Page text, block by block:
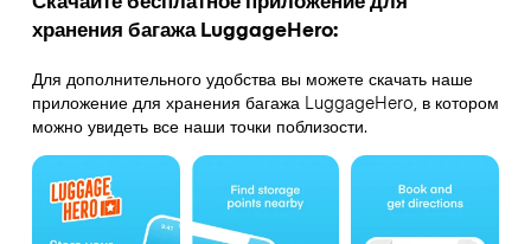
хранения багажа LuggageHero:
Для дополнительного удобства вы можете скачать наше
приложение для хранения багажа LuggageHero, в котором
можно увидеть все наши точки поблизости.